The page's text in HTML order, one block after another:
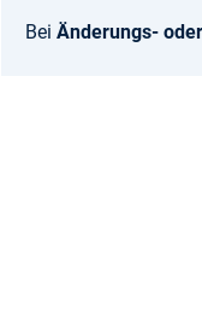
Bei Änderungs-